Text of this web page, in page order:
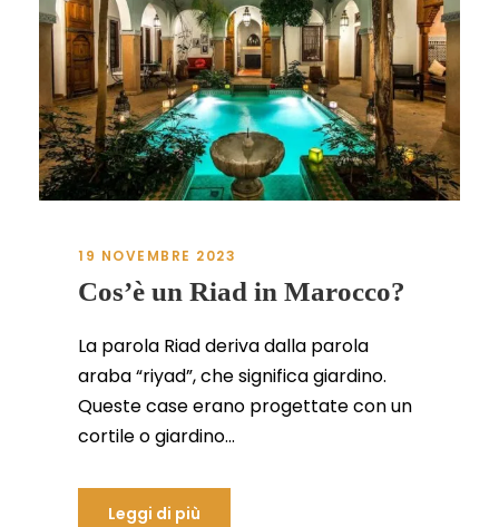
19 NOVEMBRE 2023
Cos’è un Riad in Marocco?
La parola Riad deriva dalla parola
araba “riyad”, che significa giardino.
Queste case erano progettate con un
cortile o giardino...
Leggi di più